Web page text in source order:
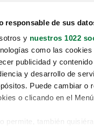
responsable de sus
y nuestros 1022
como las
publicidad y
y desarrollo de
Puede cambiar o
o clicando en el
permite, también